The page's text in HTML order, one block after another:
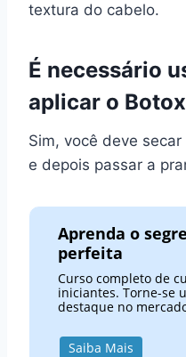
textura do cabelo.
É necessário
aplicar o
Sim, você deve
e depois passar a
Aprenda o
perfeita
Curso completo de
iniciantes. Torne-se
destaque no
Saiba Mais